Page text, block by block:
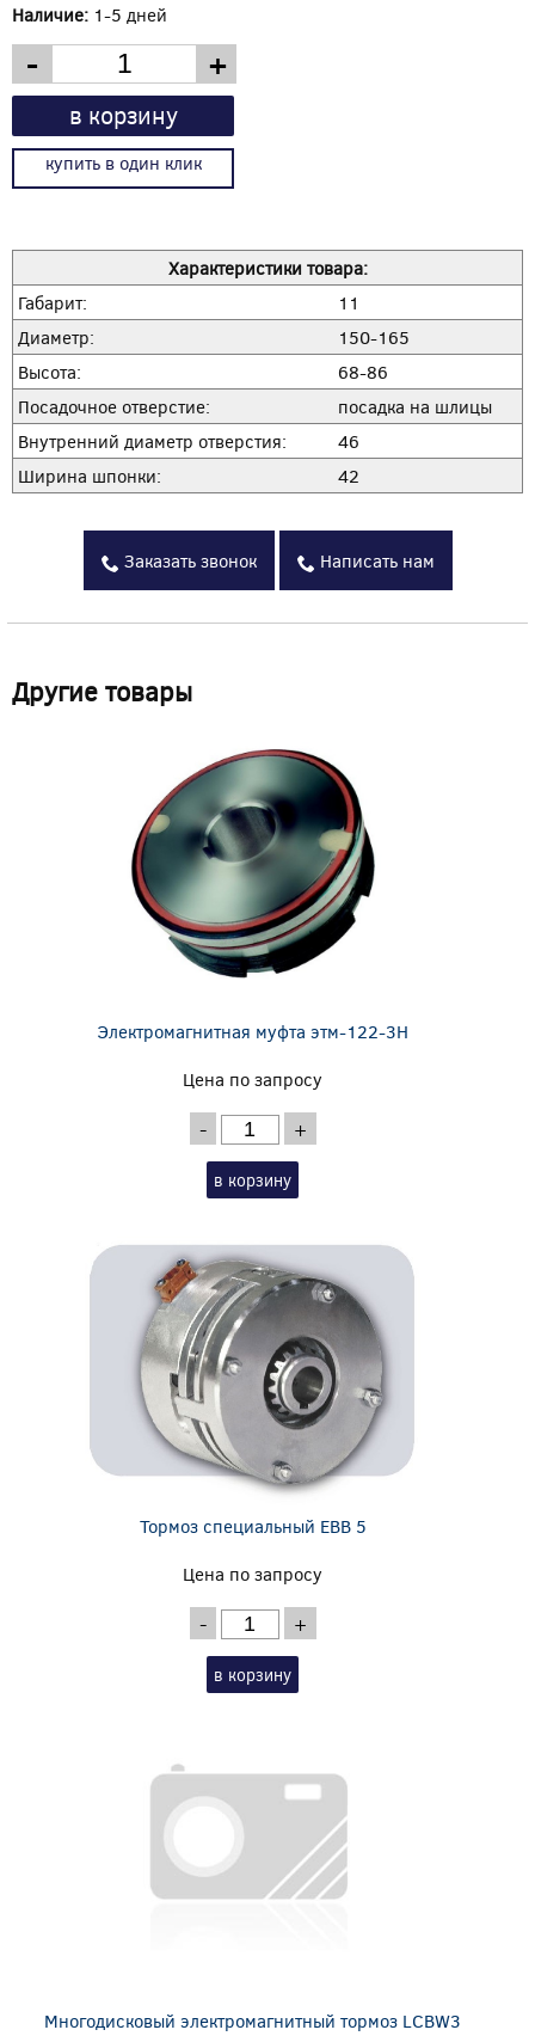
Наличие: 1-5 дней
- +
в корзину
купить в один клик
Характеристики товара:
Габарит:
11
Диаметр:
150-165
Высота:
68-86
Посадочное отверстие:
посадка на шлицы
Внутренний диаметр отверстия:
46
Ширина шпонки:
42
Заказать звонок Написать нам
Другие товары
Электромагнитная муфта этм-122-3Н
Цена по запросу
- +
в корзину
Тормоз специальный EBB 5
Цена по запросу
- +
в корзину
Многодисковый электромагнитный тормоз LCBW3